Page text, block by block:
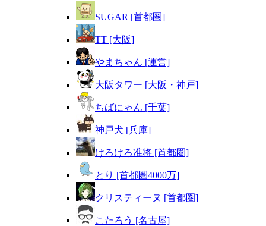
SUGAR [首都圏]
TT [大阪]
やまちゃん [運営]
大阪タワー [大阪・神戸]
ちばにゃん [千葉]
神戸犬 [兵庫]
けろけろ准将 [首都圏]
とり [首都圏4000万]
クリスティーヌ [首都圏]
こたろう [名古屋]